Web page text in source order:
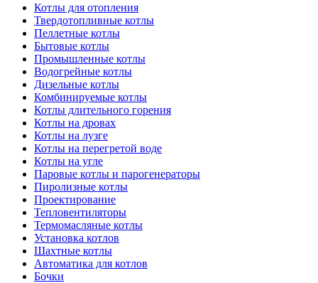
Котлы для отопления
Твердотопливные котлы
Пеллетные котлы
Бытовые котлы
Промышленные котлы
Водогрейные котлы
Дизельные котлы
Комбинируемые котлы
Котлы длительного горения
Котлы на дровах
Котлы на лузге
Котлы на перегретой воде
Котлы на угле
Паровые котлы и парогенераторы
Пиролизные котлы
Проектирование
Тепловентиляторы
Термомасляные котлы
Установка котлов
Шахтные котлы
Автоматика для котлов
Бочки